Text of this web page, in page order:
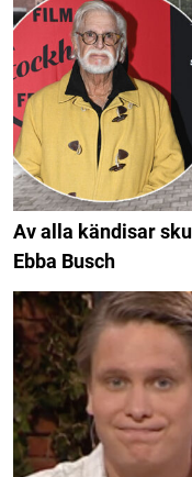
Av alla kändisar
Ebba Busch